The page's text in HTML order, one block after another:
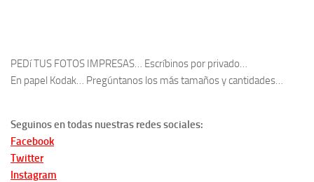
PEDí TUS FOTOS IMPRESAS… Escríbinos por privado…
En papel Kodak… Pregúntanos los más tamaños y cantidades…
Seguinos en todas nuestras redes sociales:
Facebook
Twitter
Instagram